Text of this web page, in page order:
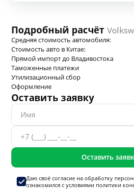
Подробный расчёт
Средняя стоимость автомобиля:
Стоимость авто в Китае:
Прямой импорт до Владивостока
Таможенные платежи
Утилизационный сбор
Оформление
Оставить заявку
Оставить
Даю своё согласие на обработку
ознакомился с условиями политики